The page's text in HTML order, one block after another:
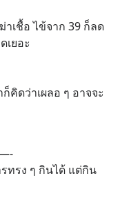
าเชื้อ ไข้จาก 39 ก็ลด
เยอะ
คิดว่าเผลอ ๆ อาจจะ
ทรง ๆ กินได้ แต่กิน